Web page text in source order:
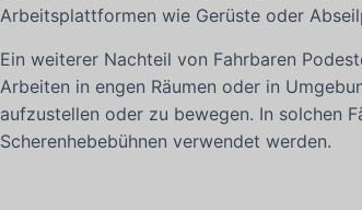
Arbeitsplattformen wie Gerüste oder
Ein weiterer Nachteil von Fahrbaren
Arbeiten in engen Räumen oder in
aufzustellen oder zu bewegen. In solchen
Scherenhebebühnen verwendet werden.